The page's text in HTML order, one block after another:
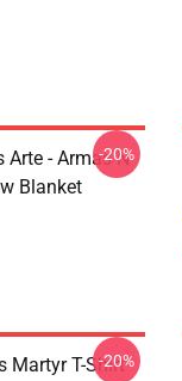
Arte - Armas N
Blanket
-20%
Martyr T-Shirt
-20%